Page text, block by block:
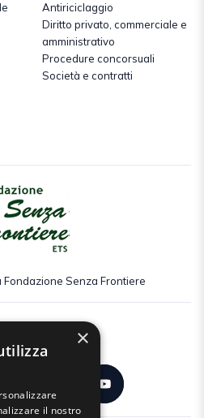
Antiriciclaggio
Diritto privato, commerciale e
amministrativo
Procedure concorsuali
Società e contratti
Fondazione Senza Frontiere
×
il nostro